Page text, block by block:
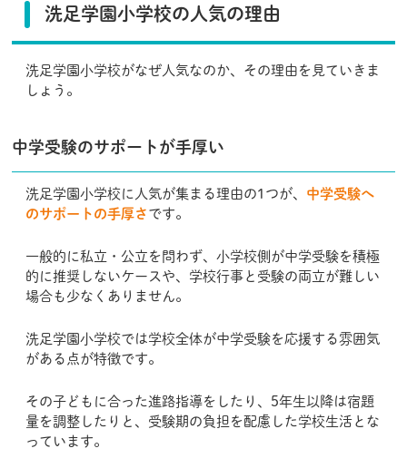
洗足学園小学校の人気の理由
洗足学園小学校がなぜ人気なのか、その理由を見ていきま
しょう。
中学受験のサポートが手厚い
洗足学園小学校に人気が集まる理由の1つが、 中学受験へ
のサポートの手厚さ です。
一般的に私立・公立を問わず、小学校側が中学受験を積極
的に推奨しないケースや、学校行事と受験の両立が難しい
場合も少なくありません。
洗足学園小学校では学校全体が中学受験を応援する雰囲気
がある点が特徴です。
その子どもに合った進路指導をしたり、5年生以降は宿題
量を調整したりと、受験期の負担を配慮した学校生活とな
っています。